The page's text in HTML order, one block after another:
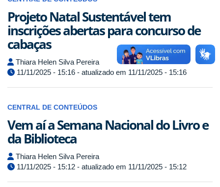
Projeto Natal Sustentável tem
inscrições abertas para concurso de
cabaças
Thiara Helen Silva Pereira
11/11/2025 - 15:16 - atualizado em 11/11/2025 - 15:16
CENTRAL DE CONTEÚDOS
Vem aí a Semana Nacional do Livro e
da Biblioteca
Thiara Helen Silva Pereira
11/11/2025 - 15:12 - atualizado em 11/11/2025 - 15:12